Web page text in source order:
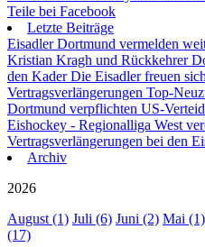
Teile bei Facebook
Letzte Beiträge
Eisadler Dortmund vermelden
Kristian Kragh und Rückkehrer
den KaderDie Eisadler freuen
Vertragsverlängerungen Top-
Dortmund verpflichten US-
Eishockey - Regionalliga West
Vertragsverlängerungen bei den
Archiv
2026
August (1) Juli (6) Juni (2) Mai (1)
(17)